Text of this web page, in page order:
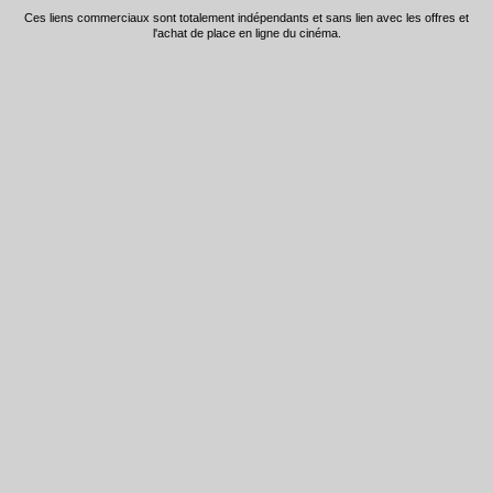
Ces liens commerciaux sont totalement indépendants et sans lien avec les offres et
l'achat de place en ligne du cinéma.